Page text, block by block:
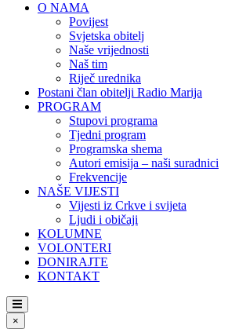
O NAMA
Povijest
Svjetska obitelj
Naše vrijednosti
Naš tim
Riječ urednika
Postani član obitelji Radio Marija
PROGRAM
Stupovi programa
Tjedni program
Programska shema
Autori emisija – naši suradnici
Frekvencije
NAŠE VIJESTI
Vijesti iz Crkve i svijeta
Ljudi i običaji
KOLUMNE
VOLONTERI
DONIRAJTE
KONTAKT
×